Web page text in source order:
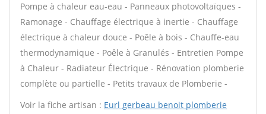
Pompe à chaleur eau-eau - Panneaux photovoltaïques -
Ramonage - Chauffage électrique à inertie - Chauffage
électrique à chaleur douce - Poêle à bois - Chauffe-eau
thermodynamique - Poêle à Granulés - Entretien Pompe
à Chaleur - Radiateur Électrique - Rénovation plomberie
complète ou partielle - Petits travaux de Plomberie -
Voir la fiche artisan : Eurl gerbeau benoit plomberie